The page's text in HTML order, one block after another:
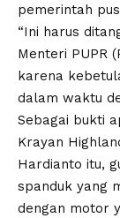
pemerintah
“Ini harus
Menteri PUPR
karena
dalam waktu
Sebagai bukti
Krayan
Hardianto itu,
spanduk yang
dengan motor